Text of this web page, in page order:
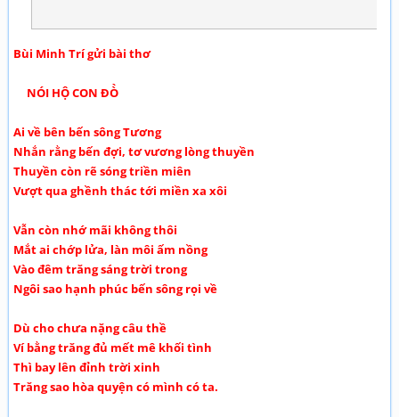
Bùi Minh Trí gửi bài thơ
NÓI HỘ CON ĐÒ̀
Ai về bên bến sông Tương
Nhắn rằng bến đợi, tơ vương lòng thuyền
Thuyền còn rẽ sóng triền miên
Vượt qua ghềnh thác tới miền xa xôi
Vẫn còn nhớ mãi không thôi
Mắt ai chớp lửa, làn môi ấm nồng
Vào đêm trăng sáng trời trong
Ngôi sao hạnh phúc bến sông rọi về
Dù cho chưa nặng câu thề
Ví bằng trăng đủ mết mê khối tình
Thì bay lên đỉnh trời xinh
Trăng sao hòa quyện có mình có ta.